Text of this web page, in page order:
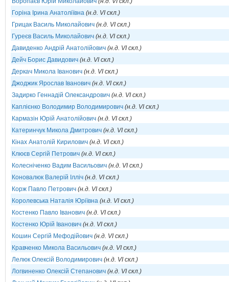
Горіна Ірина Анатоліївна (н.д. VI скл.)
Грицак Василь Миколайович (н.д. VI скл.)
Гуреєв Василь Миколайович (н.д. VI скл.)
Давиденко Андрій Анатолійович (н.д. VI скл.)
Дейч Борис Давидович (н.д. VI скл.)
Деркач Микола Іванович (н.д. VI скл.)
Джоджик Ярослав Іванович (н.д. VI скл.)
Задирко Геннадій Олександрович (н.д. VI скл.)
Каплієнко Володимир Володимирович (н.д. VI скл.)
Кармазін Юрій Анатолійович (н.д. VI скл.)
Катеринчук Микола Дмитрович (н.д. VI скл.)
Кінах Анатолій Кирилович (н.д. VI скл.)
Клюєв Сергій Петрович (н.д. VI скл.)
Колесніченко Вадим Васильович (н.д. VI скл.)
Коновалюк Валерій Ілліч (н.д. VI скл.)
Корж Павло Петрович (н.д. VI скл.)
Королевська Наталія Юріївна (н.д. VI скл.)
Костенко Павло Іванович (н.д. VI скл.)
Костенко Юрій Іванович (н.д. VI скл.)
Кошин Сергій Мефодійович (н.д. VI скл.)
Кравченко Микола Васильович (н.д. VI скл.)
Лелюк Олексій Володимирович (н.д. VI скл.)
Логвиненко Олексій Степанович (н.д. VI скл.)